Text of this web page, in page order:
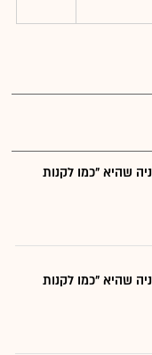
שהיא "כמו לקנות
שהיא "כמו לקנות